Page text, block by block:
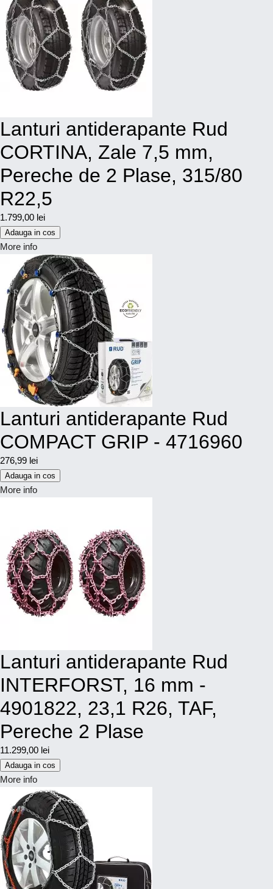
Lanturi antiderapante Rud
CORTINA, Zale 7,5 mm,
Pereche de 2 Plase, 315/80
R22,5
1.799,00 lei
Adauga in cos
More info
Lanturi antiderapante Rud
COMPACT GRIP - 4716960
276,99 lei
Adauga in cos
More info
Lanturi antiderapante Rud
INTERFORST, 16 mm -
4901822, 23,1 R26, TAF,
Pereche 2 Plase
11.299,00 lei
Adauga in cos
More info